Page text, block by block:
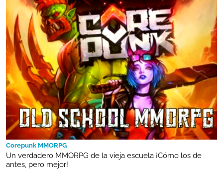
Corepunk MMORPG
Un verdadero MMORPG de la vieja escuela ¡Cómo los de
antes, pero mejor!